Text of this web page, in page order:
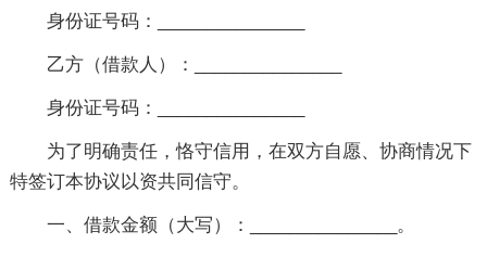
身份证号码：_______________
乙方（借款人）：_______________
身份证号码：_______________
为了明确责任，恪守信用，在双方自愿、协商情况下
特签订本协议以资共同信守。
一、借款金额（大写）：_______________。